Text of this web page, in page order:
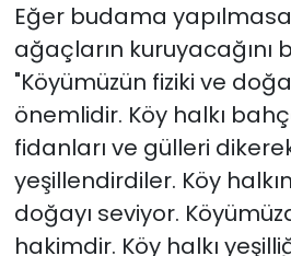
Eğer budama
ağaçların kuruyacağını
"Köyümüzün fiziki ve
önemlidir. Köy halkı
fidanları ve gülleri
yeşillendirdiler. Köy
doğayı seviyor.
hakimdir. Köy halkı